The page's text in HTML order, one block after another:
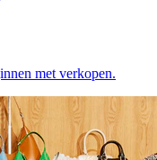
met verkopen.